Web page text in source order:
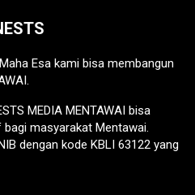
Esa kami bisa membangun
MEDIA MENTAWAI bisa
masyarakat Mentawai.
dengan kode KBLI 63122 yang